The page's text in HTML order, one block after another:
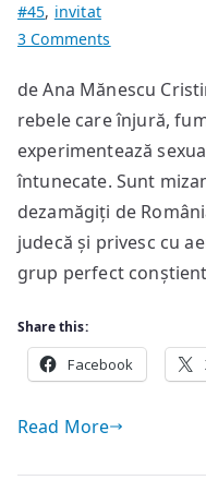
#45, invitat
3 Comments
oglinda,
apele
adînci
care
contează
de Ana Mănescu
rebele care înjură,
experimentează
întunecate. Sunt
dezamăgiți de
judecă și privesc cu
grup perfect
Share this:
Facebook
Read More